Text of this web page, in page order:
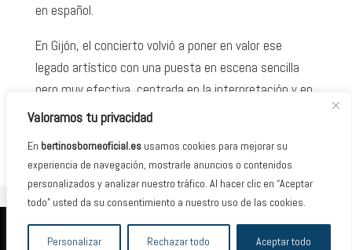
Valoramos tu privacidad
En bertinosborneoficial.es usamos cookies para mejorar su
experiencia de navegación, mostrarle anuncios o contenidos
personalizados y analizar nuestro tráfico. Al hacer clic en “Aceptar
todo” usted da su consentimiento a nuestro uso de las cookies.
Personalizar Rechazar todo Aceptar todo
en español.
En Gijón, el concierto volvió a poner en valor ese
legado artístico con una puesta en escena sencilla
pero muy efectiva, centrada en la interpretación y en
la conexión con el público. Fue una cita especial para
peso de una carrera larga, popular y muy querida.
2026 © Banda Management Group · España /